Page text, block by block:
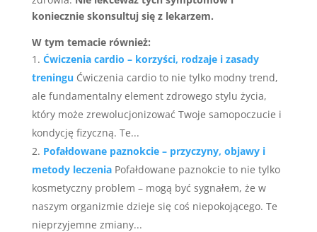
koniecznie skonsultuj się z lekarzem.
W tym temacie również:
Ćwiczenia cardio – korzyści, rodzaje i zasady
treningu Ćwiczenia cardio to nie tylko modny trend,
ale fundamentalny element zdrowego stylu życia,
który może zrewolucjonizować Twoje samopoczucie i
kondycję fizyczną. Te...
Pofałdowane paznokcie – przyczyny, objawy i
metody leczenia Pofałdowane paznokcie to nie tylko
kosmetyczny problem – mogą być sygnałem, że w
naszym organizmie dzieje się coś niepokojącego. Te
nieprzyjemne zmiany...